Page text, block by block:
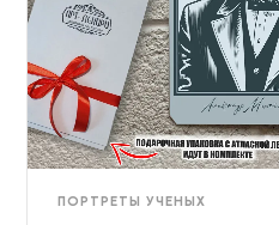
ПОРТРЕТЫ УЧЕНЫХ